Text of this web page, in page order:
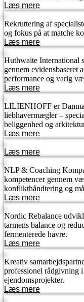
Læs mere
Rekruttering af
og fokus på at matche
Læs mere
Huthwaite International
gennem
performance og varig
Læs mere
LILIENHOFF er
liebhavermægler –
beliggenhed og
Læs mere
Læs mere
NLP & Coaching
kompetencer gennem
konflikthåndtering og
Læs mere
Nordic Rebalance
tarmens balance og
fermenterede havre.
Læs mere
Kreativ
professionel
ejendomsprojekter.
Læs mere